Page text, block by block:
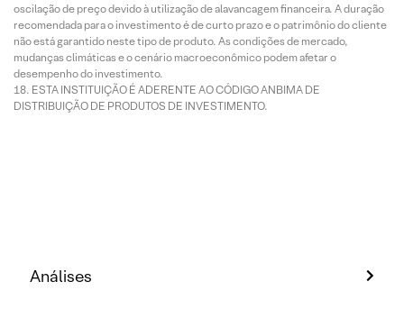
oscilação de preço devido à utilização de alavancagem financeira. A duração
recomendada para o investimento é de curto prazo e o patrimônio do cliente
não está garantido neste tipo de produto. As condições de mercado,
mudanças climáticas e o cenário macroeconômico podem afetar o
desempenho do investimento.
ESTA INSTITUIÇÃO É ADERENTE AO CÓDIGO ANBIMA DE
DISTRIBUIÇÃO DE PRODUTOS DE INVESTIMENTO.
Análises